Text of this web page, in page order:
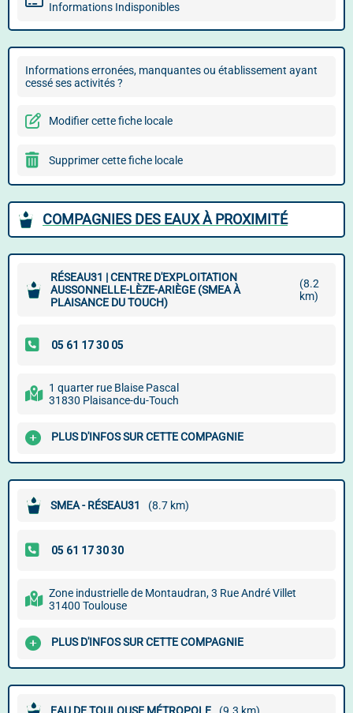
Informations Indisponibles
Informations erronées, manquantes ou établissement ayant
cessé ses activités ?
Modifier cette fiche locale
Supprimer cette fiche locale
COMPAGNIES DES EAUX À PROXIMITÉ
RÉSEAU31 | CENTRE D'EXPLOITATION
AUSSONNELLE-LÈZE-ARIÈGE (SMEA À
PLAISANCE DU TOUCH)
(8.2
km)
1 quarter rue Blaise Pascal
31830 Plaisance-du-Touch
PLUS D'INFOS SUR CETTE COMPAGNIE
SMEA - RÉSEAU31 (8.7 km)
Zone industrielle de Montaudran, 3 Rue André Villet
31400 Toulouse
PLUS D'INFOS SUR CETTE COMPAGNIE